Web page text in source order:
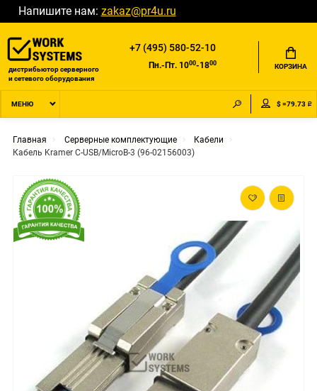
Напишите нам: zakaz@pr4u.ru
дистрибьютор серверного
и сетевого оборудования
+7 (495) 580-52-10
Пн.-Пт. 1000-1800 КОРЗИНА
МЕНЮ $ =79.73 ₽
Главная Серверные комплектующие
Кабели
Кабель Kramer C-USB/MicroB-3 (96-02156003)